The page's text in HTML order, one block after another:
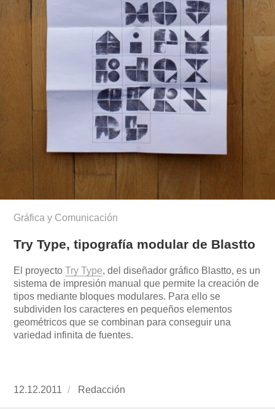
Gráfica y Comunicación
Try Type, tipografía modular de Blastto
El proyectoTry Type, del diseñador gráfico Blastto, es un
sistema de impresión manual que permite la creación de
tipos mediante bloques modulares. Para ello se
subdividen los caracteres en pequeños elementos
geométricos que se combinan para conseguir una
variedad infinita de fuentes.
Publicado
12.12.2011 https://www.experimenta.es/author/redaccion/
Redacción